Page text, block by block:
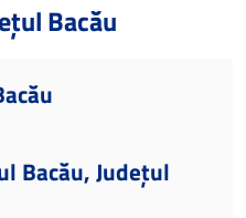
Bacău
Bacău, Județul